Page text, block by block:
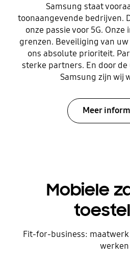
Samsung staat
toonaangevende bedrijven.
onze passie voor 5G.
grenzen. Beveiliging van
ons absolute prioriteit.
sterke partners. En door
Samsung zijn wij
Meer
Mobiele
Fit-for-business: maatwerk
werken